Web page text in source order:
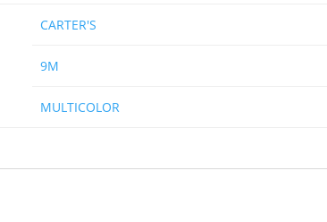
CARTER'S
9M
MULTICOLOR